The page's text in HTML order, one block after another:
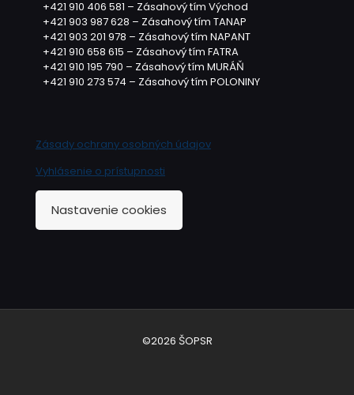
+421 910 406 581 – Zásahový tím Východ
+421 903 987 628 – Zásahový tím TANAP
+421 903 201 978 – Zásahový tím NAPANT
+421 910 658 615 – Zásahový tím FATRA
+421 910 195 790 – Zásahový tím MURÁŇ
+421 910 273 574 – Zásahový tím POLONINY
Zásady ochrany osobných údajov
Vyhlásenie o prístupnosti
Nastavenie cookies
©2026 ŠOPSR